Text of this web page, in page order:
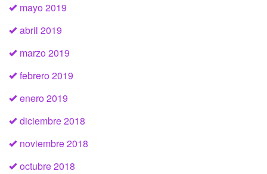
mayo 2019
abril 2019
marzo 2019
febrero 2019
enero 2019
diciembre 2018
noviembre 2018
octubre 2018